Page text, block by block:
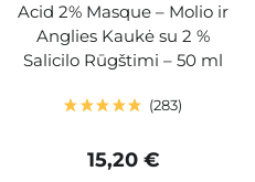
Acid 2% Masque – Molio ir
Anglies Kaukė su 2 %
Salicilo Rūgštimi – 50 ml
283
15,20 €